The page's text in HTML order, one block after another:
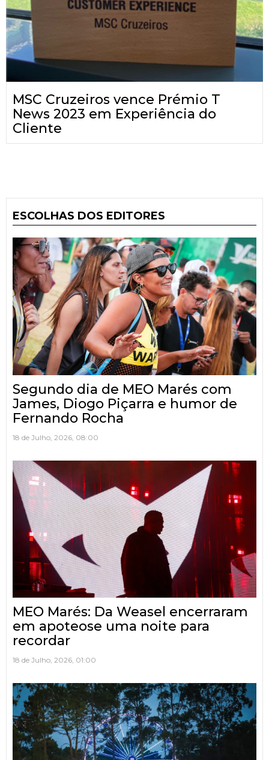
MSC Cruzeiros vence Prémio T
News 2023 em Experiência do
Cliente
ESCOLHAS DOS EDITORES
Segundo dia de MEO Marés com
James, Diogo Piçarra e humor de
Fernando Rocha
18 de Julho, 2026, 08:00
MEO Marés: Da Weasel encerraram
em apoteose uma noite para
recordar
18 de Julho, 2026, 01:00